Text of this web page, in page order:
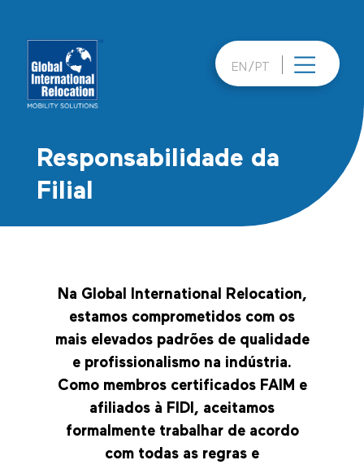
EN PT
Responsabilidade da
Filial
Na Global International Relocation,
estamos comprometidos com os
mais elevados padrões de qualidade
e profissionalismo na indústria.
Como membros certificados FAIM e
afiliados à FIDI, aceitamos
formalmente trabalhar de acordo
com todas as regras e